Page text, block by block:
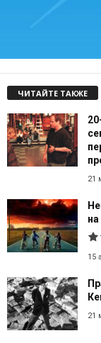
ЧИТАЙТЕ ТАКЖЕ
21
15
21